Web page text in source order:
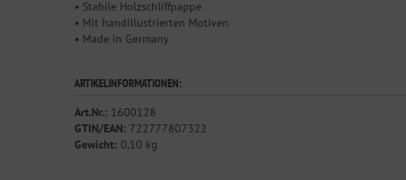
• Stabile Holzschliffpappe
• Mit handillustrierten Motiven
• Made in Germany
ARTIKELINFORMATIONEN:
Art.Nr.: 1600128
GTIN/EAN: 722777807322
Gewicht: 0,10 kg